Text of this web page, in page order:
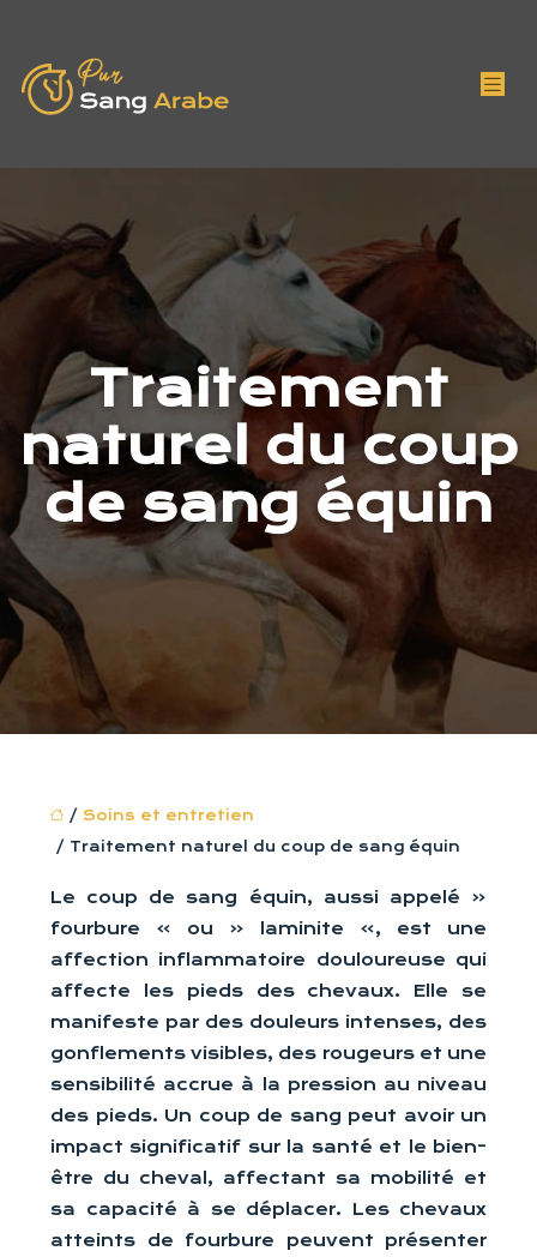
Traitement
naturel du coup
de sang équin
/ Soins et entretien
/ Traitement naturel du coup de sang équin
Le coup de sang équin, aussi appelé «
fourbure » ou « laminite », est une
affection inflammatoire douloureuse qui
affecte les pieds des chevaux. Elle se
manifeste par des douleurs intenses, des
gonflements visibles, des rougeurs et une
sensibilité accrue à la pression au niveau
des pieds. Un coup de sang peut avoir un
impact significatif sur la santé et le bien-
être du cheval, affectant sa mobilité et
sa capacité à se déplacer. Les chevaux
atteints de fourbure peuvent présenter